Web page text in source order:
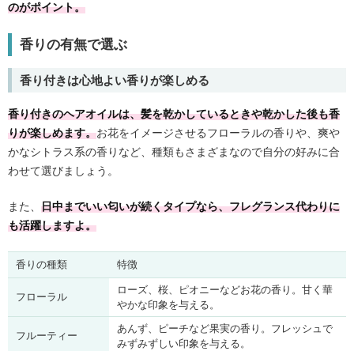
のがポイント。
香りの有無で選ぶ
香り付きは心地よい香りが楽しめる
香り付きのヘアオイルは、髪を乾かしているときや乾かした後も香
りが楽しめます。お花をイメージさせるフローラルの香りや、爽や
かなシトラス系の香りなど、種類もさまざまなので自分の好みに合
わせて選びましょう。
また、 日中までいい匂いが続くタイプなら、フレグランス代わりに
も活躍しますよ。
香りの種類 特徴
フローラル
ローズ、桜、ピオニーなどお花の香り。甘く華
やかな印象を与える。
フルーティー
あんず、ピーチなど果実の香り。フレッシュで
みずみずしい印象を与える。